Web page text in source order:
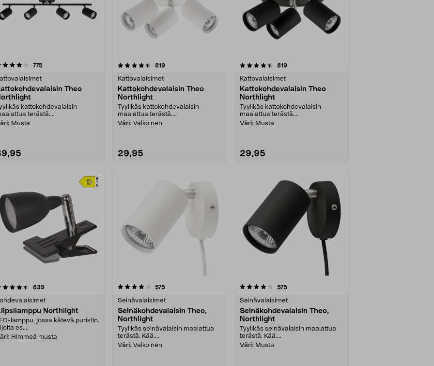
775arvostelut
Theo
kattokohdevalaisin
terästä....
Musta
4.5 viidestä
819arvostelut
Kattovalaisimet
Kattokohdevalaisin Theo
Northlight
Tyylikäs kattokohdevalaisin
maalattua terästä....
Väri: Valkoinen
29,95
4.5 viidestä
819arvostelut
Kattovalaisimet
Kattokohdevalaisin Theo
Northlight
Tyylikäs kattokohdevalaisin
maalattua terästä....
Väri: Musta
29,95
639arvostelut
Northlight
lamppu, jossa kätevä puristin.
es....
Himmeä musta
4.0 viidestä
575arvostelut
Seinävalaisimet
Seinäkohdevalaisin Theo,
Northlight
Tyylikäs seinävalaisin maalattua
terästä. Kää....
Väri: Valkoinen
4.0 viidestä
575arvostelut
Seinävalaisimet
Seinäkohdevalaisin Theo,
Northlight
Tyylikäs seinävalaisin maalattua
terästä. Kää....
Väri: Musta